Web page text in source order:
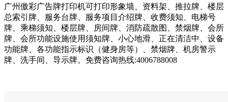
广州傲彩广告牌打印机可打印形象墙、资料架、推拉牌、楼层
总索引牌、服务台牌、服务项目介绍牌、收费须知、电梯号
牌、乘梯须知、楼层牌、房间牌、消防疏散图、禁烟牌、会所
牌、会所功能设施使用须知牌、小心地滑、正在清洁中、设备
功能牌、各功能指示标识（健身房等）、禁烟牌、机房警示
牌、洗手间、导示牌。免费咨询热线:4006788008